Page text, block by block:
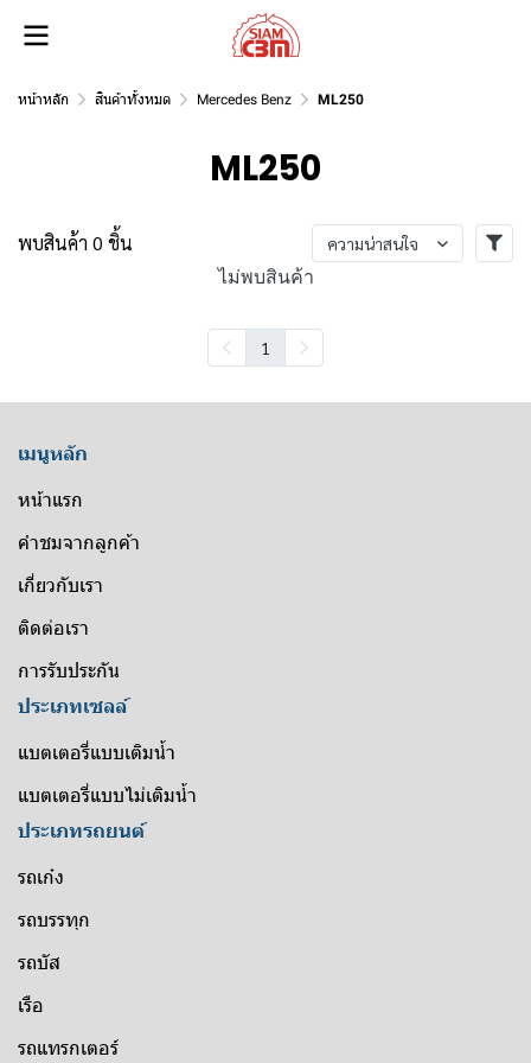
หน้าหลัก สินค้าทั้งหมด Mercedes Benz ML250
ML250
พบสินค้า 0 ชิ้น ความน่าสนใจ
ไม่พบสินค้า
1
เมนูหลัก
หน้าแรก
คำชมจากลูกค้า
เกี่ยวกับเรา
ติดต่อเรา
การรับประกัน
ประเภทเซลล์
แบตเตอรี่แบบเติมน้ำ
แบตเตอรี่แบบไม่เติมน้ำ
ประเภทรถยนต์
รถเก๋ง
รถบรรทุก
รถบัส
เรือ
รถแทรกเตอร์